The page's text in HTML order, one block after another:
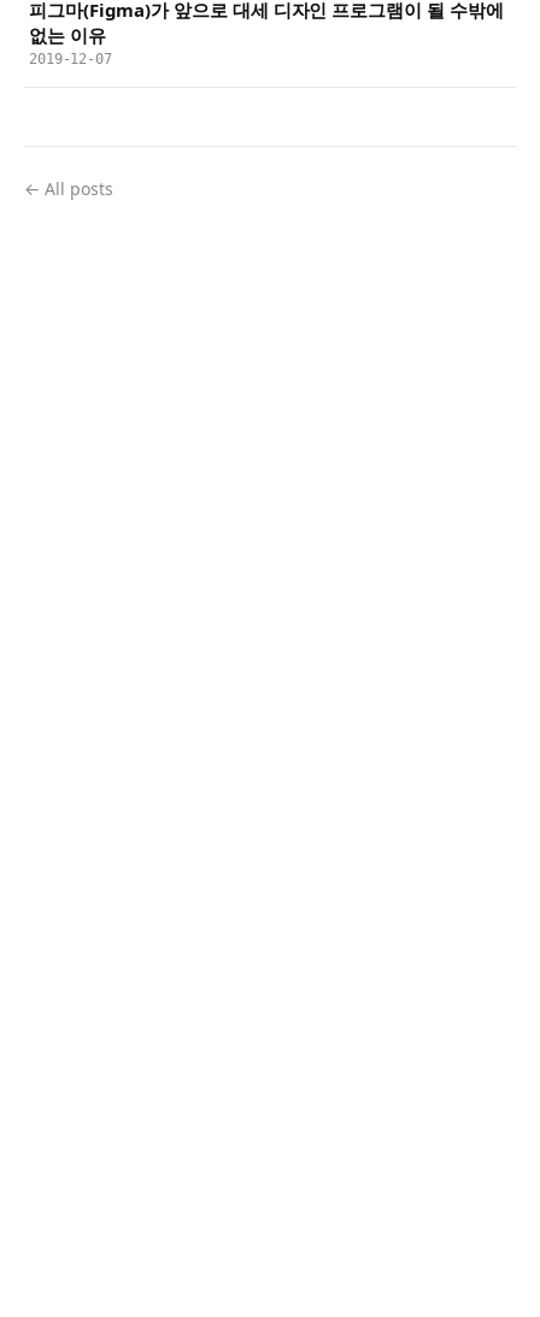
피그마(Figma)가 앞으로 대세 디자인 프로그램이 될 수밖에
없는 이유
2019-12-07
← All posts